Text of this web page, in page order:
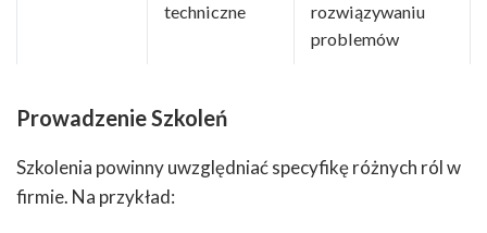
techniczne
rozwiązywaniu
problemów
Prowadzenie Szkoleń
Szkolenia powinny uwzględniać specyfikę różnych ról w
firmie. Na przykład: